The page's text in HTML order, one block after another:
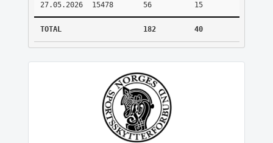
27.05.2026 15478 56 15
TOTAL 182 40